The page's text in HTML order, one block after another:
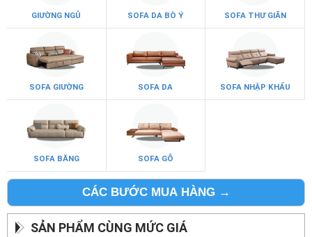
GIƯỜNG NGỦ SOFA DA BÒ Ý SOFA THƯ GIÃN
SOFA GIƯỜNG SOFA DA SOFA NHẬP KHẨU
SOFA BĂNG SOFA GỖ
CÁC BƯỚC MUA HÀNG →
SẢN PHẨM CÙNG MỨC GIÁ